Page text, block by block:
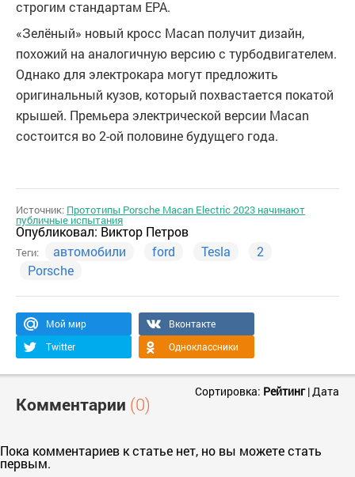
строгим стандартам EPA.
«Зелёный» новый кросс Macan получит дизайн,
похожий на аналогичную версию с турбодвигателем.
Однако для электрокара могут предложить
оригинальный кузов, который похвастается покатой
крышей. Премьера электрической версии Macan
состоится во 2-ой половине будущего года.
Источник: Прототипы Porsche Macan Electric 2023 начинают
публичные испытания
Опубликовал: Виктор Петров
Теги: автомобили ford Tesla
2
Porsche
Мой мир
Вконтакте
Twitter
Одноклассники
Комментарии (0)
Сортировка: Рейтинг|Дата
Пока комментариев к статье нет, но вы можете стать
первым.